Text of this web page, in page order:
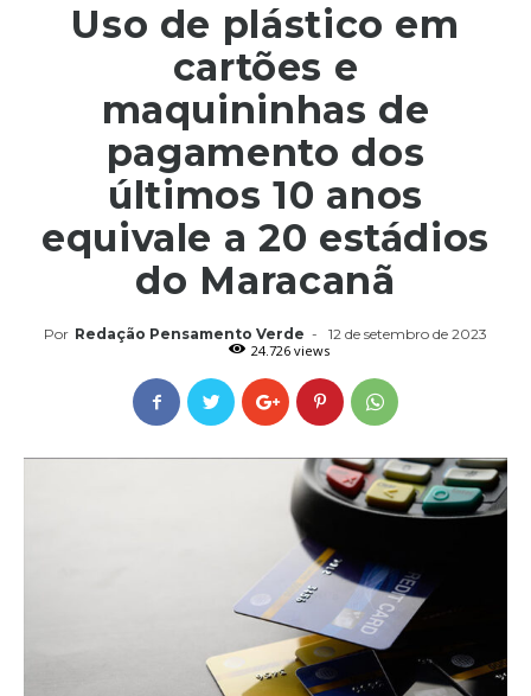
Uso de plástico em
cartões e
maquininhas de
pagamento dos
últimos 10 anos
equivale a 20 estádios
do Maracanã
Por Redação Pensamento Verde -
12 de setembro de 2023
24.726 views